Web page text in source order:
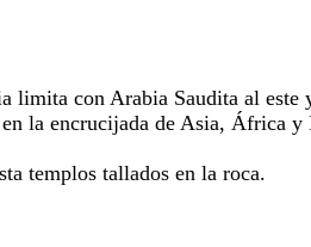
limita con Arabia Saudita al este
la encrucijada de Asia, África
templos tallados en la roca.